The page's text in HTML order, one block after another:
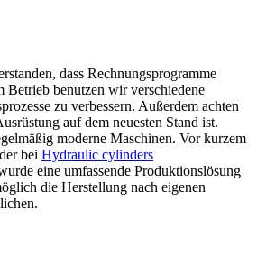
dass Rechnungsprogramme
Betrieb benutzen wir verschiedene
zu verbessern. Außerdem achten
auf dem neuesten Stand ist.
moderne Maschinen. Vor kurzem
bei Hydraulic cylinders
eine umfassende Produktionslösung
die Herstellung nach eigenen